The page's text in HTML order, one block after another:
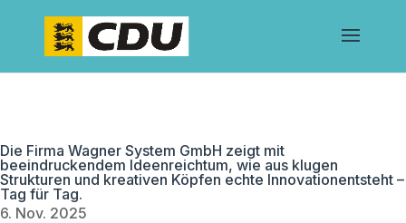
Die Firma Wagner System GmbH zeigt mit
beeindruckendem Ideenreichtum, wie aus klugen
Strukturen und kreativen Köpfen echte Innovationentsteht –
Tag für Tag.
6. Nov. 2025